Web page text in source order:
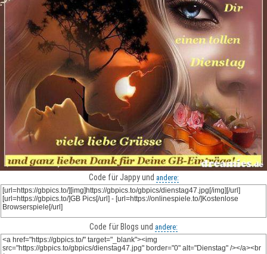
Code für Jappy und andere:
Code für Blogs und andere: